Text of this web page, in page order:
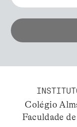
Colégio
Faculdade